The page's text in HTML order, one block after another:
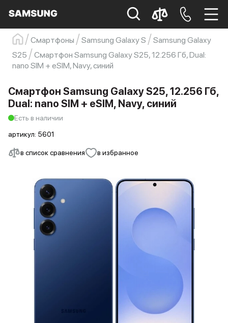
Samsung Смартфон s23
s23 ultra
Galaxy S22
s21
Смартфоны Samsung Galaxy S
Samsung Galaxy
S25
Смартфон Samsung Galaxy S25, 12.256 Гб, Dual:
nano SIM + eSIM, Navy, синий
в список сравнения в избранное
Смартфон Samsung Galaxy S25, 12.256 Гб,
Dual: nano SIM + eSIM, Navy, синий
Есть в наличии
артикул: 5601